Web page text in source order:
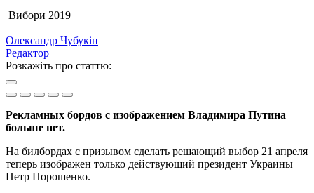
Вибори 2019
Олександр Чубукін
Редактор
Розкажіть про статтю:
Рекламных бордов с изображением Владимира Путина
больше нет.
На билбордах с призывом сделать решающий выбор 21 апреля
теперь изображен только действующий президент Украины
Петр Порошенко.